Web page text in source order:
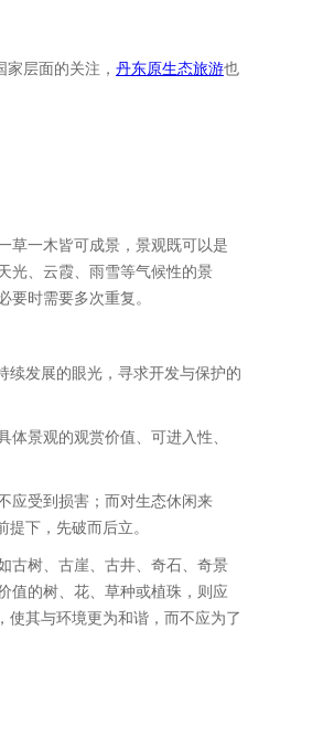
层面的关注， 丹东原生态旅游也
草一木皆可成景，景观既可以是
光、云霞、雨雪等气候性的景
时需要多次重复。
续发展的眼光，寻求开发与保护的
景观的观赏价值、可进入性、
应受到损害；而对生态休闲来
下，先破而后立。
古树、古崖、古井、奇石、奇景
值的树、花、草种或植珠，则应
使其与环境更为和谐，而不应为了